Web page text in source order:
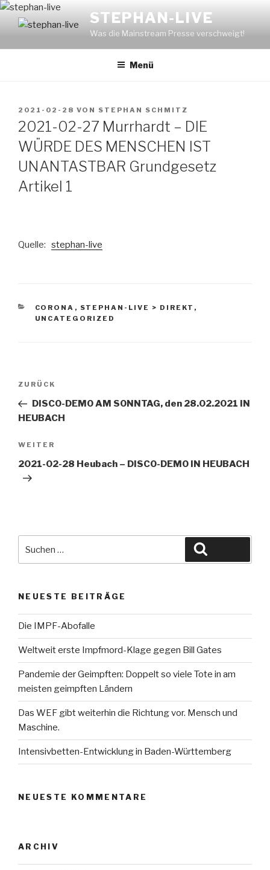
Zum
Inhalt
STEPHAN-LIVE
Was die Mainstream Presse verschweigt!
Menü
VERÖFFENTLICHT
AM
2021-02-28 VON STEPHAN SCHMITZ
2021-02-27 Murrhardt – DIE
WÜRDE DES MENSCHEN IST
UNANTASTBAR Grundgesetz
Artikel 1
Quelle: stephan-live
KATEGORIEN
CORONA , STEPHAN-LIVE > DIREKT ,
UNCATEGORIZED
Beitragsnavigation
Vorheriger
Beitrag
ZURÜCK
DISCO-DEMO AM SONNTAG, den 28.02.2021 IN
HEUBACH
Nächster
Beitrag
WEITER
2021-02-28 Heubach – DISCO-DEMO IN HEUBACH
nach:
NEUESTE BEITRÄGE
Die IMPF-Abofalle
Weltweit erste Impfmord-Klage gegen Bill Gates
Pandemie der Geimpften: Doppelt so viele Tote in am
meisten geimpften Ländern
Das WEF gibt weiterhin die Richtung vor. Mensch und
Maschine.
Intensivbetten-Entwicklung in Baden-Württemberg
NEUESTE KOMMENTARE
ARCHIV